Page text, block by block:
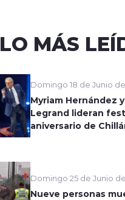
LO MÁS
Domingo 18 de Junio
Myriam Hernández
Legrand lideran
aniversario de
Domingo 25 de Junio
Nueve personas